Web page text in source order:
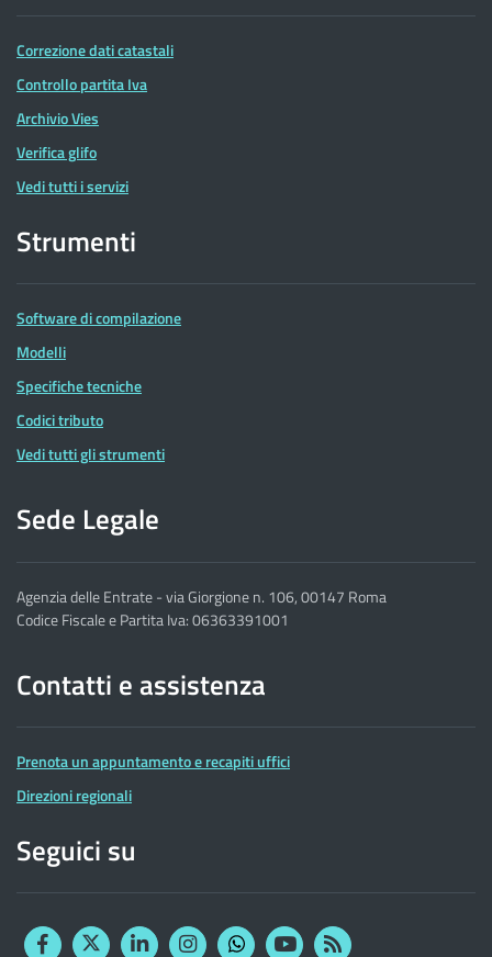
Correzione dati catastali
Controllo partita Iva
Archivio Vies
Verifica glifo
Vedi tutti i servizi
Strumenti
Software di compilazione
Modelli
Specifiche tecniche
Codici tributo
Vedi tutti gli strumenti
Sede Legale
Agenzia delle Entrate - via Giorgione n. 106, 00147 Roma
Codice Fiscale e Partita Iva: 06363391001
Contatti e assistenza
Prenota un appuntamento e recapiti uffici
Direzioni regionali
Seguici su
FacebookTwitterLinkedinInstagram YouTubeRSS